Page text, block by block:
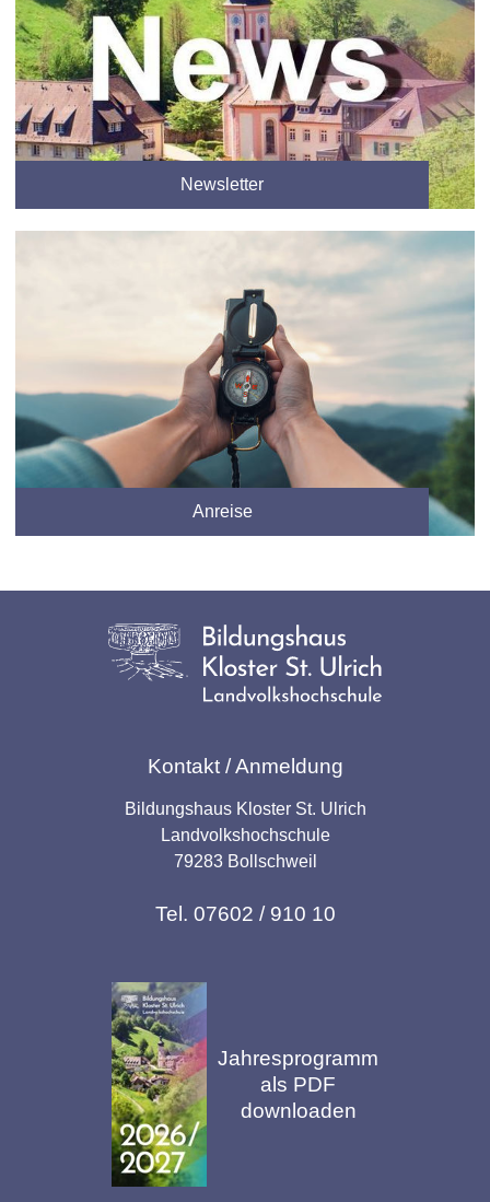
Newsletter
Anreise
Kontakt / Anmeldung
Bildungshaus Kloster St. Ulrich
Landvolkshochschule
79283 Bollschweil
Tel. 07602 / 910 10
Jahresprogramm
als PDF
downloaden